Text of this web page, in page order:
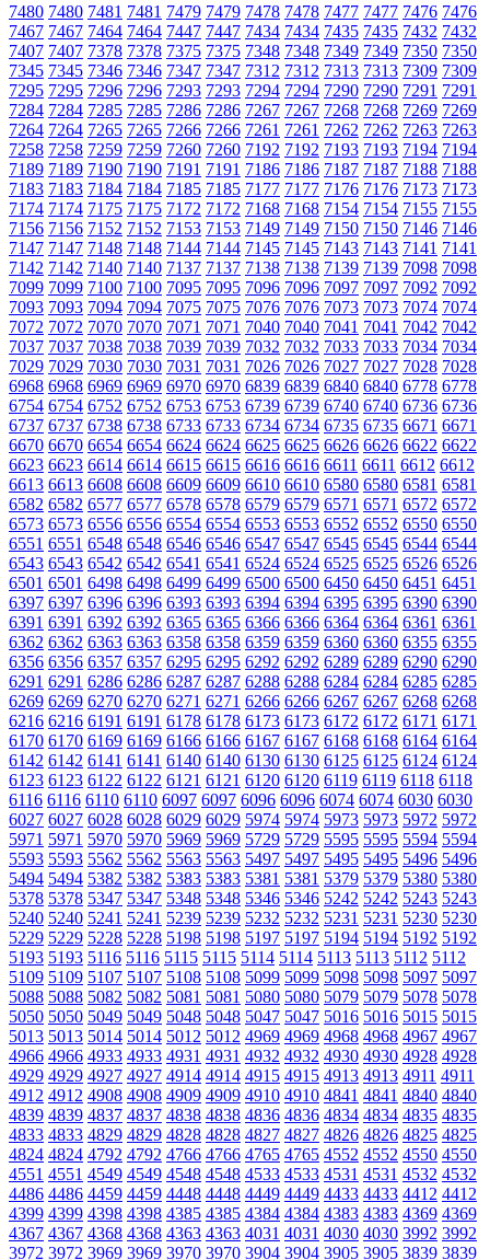
7480 7480 7481 7481 7479 7479 7478 7478 7477 7477 7476 7476
7467 7467 7464 7464 7447 7447 7434 7434 7435 7435 7432 7432
7407 7407 7378 7378 7375 7375 7348 7348 7349 7349 7350 7350
7345 7345 7346 7346 7347 7347 7312 7312 7313 7313 7309 7309
7295 7295 7296 7296 7293 7293 7294 7294 7290 7290 7291 7291
7284 7284 7285 7285 7286 7286 7267 7267 7268 7268 7269 7269
7264 7264 7265 7265 7266 7266 7261 7261 7262 7262 7263 7263
7258 7258 7259 7259 7260 7260 7192 7192 7193 7193 7194 7194
7189 7189 7190 7190 7191 7191 7186 7186 7187 7187 7188 7188
7183 7183 7184 7184 7185 7185 7177 7177 7176 7176 7173 7173
7174 7174 7175 7175 7172 7172 7168 7168 7154 7154 7155 7155
7156 7156 7152 7152 7153 7153 7149 7149 7150 7150 7146 7146
7147 7147 7148 7148 7144 7144 7145 7145 7143 7143 7141 7141
7142 7142 7140 7140 7137 7137 7138 7138 7139 7139 7098 7098
7099 7099 7100 7100 7095 7095 7096 7096 7097 7097 7092 7092
7093 7093 7094 7094 7075 7075 7076 7076 7073 7073 7074 7074
7072 7072 7070 7070 7071 7071 7040 7040 7041 7041 7042 7042
7037 7037 7038 7038 7039 7039 7032 7032 7033 7033 7034 7034
7029 7029 7030 7030 7031 7031 7026 7026 7027 7027 7028 7028
6968 6968 6969 6969 6970 6970 6839 6839 6840 6840 6778 6778
6754 6754 6752 6752 6753 6753 6739 6739 6740 6740 6736 6736
6737 6737 6738 6738 6733 6733 6734 6734 6735 6735 6671 6671
6670 6670 6654 6654 6624 6624 6625 6625 6626 6626 6622 6622
6623 6623 6614 6614 6615 6615 6616 6616 6611 6611 6612 6612
6613 6613 6608 6608 6609 6609 6610 6610 6580 6580 6581 6581
6582 6582 6577 6577 6578 6578 6579 6579 6571 6571 6572 6572
6573 6573 6556 6556 6554 6554 6553 6553 6552 6552 6550 6550
6551 6551 6548 6548 6546 6546 6547 6547 6545 6545 6544 6544
6543 6543 6542 6542 6541 6541 6524 6524 6525 6525 6526 6526
6501 6501 6498 6498 6499 6499 6500 6500 6450 6450 6451 6451
6397 6397 6396 6396 6393 6393 6394 6394 6395 6395 6390 6390
6391 6391 6392 6392 6365 6365 6366 6366 6364 6364 6361 6361
6362 6362 6363 6363 6358 6358 6359 6359 6360 6360 6355 6355
6356 6356 6357 6357 6295 6295 6292 6292 6289 6289 6290 6290
6291 6291 6286 6286 6287 6287 6288 6288 6284 6284 6285 6285
6269 6269 6270 6270 6271 6271 6266 6266 6267 6267 6268 6268
6216 6216 6191 6191 6178 6178 6173 6173 6172 6172 6171 6171
6170 6170 6169 6169 6166 6166 6167 6167 6168 6168 6164 6164
6142 6142 6141 6141 6140 6140 6130 6130 6125 6125 6124 6124
6123 6123 6122 6122 6121 6121 6120 6120 6119 6119 6118 6118
6116 6116 6110 6110 6097 6097 6096 6096 6074 6074 6030 6030
6027 6027 6028 6028 6029 6029 5974 5974 5973 5973 5972 5972
5971 5971 5970 5970 5969 5969 5729 5729 5595 5595 5594 5594
5593 5593 5562 5562 5563 5563 5497 5497 5495 5495 5496 5496
5494 5494 5382 5382 5383 5383 5381 5381 5379 5379 5380 5380
5378 5378 5347 5347 5348 5348 5346 5346 5242 5242 5243 5243
5240 5240 5241 5241 5239 5239 5232 5232 5231 5231 5230 5230
5229 5229 5228 5228 5198 5198 5197 5197 5194 5194 5192 5192
5193 5193 5116 5116 5115 5115 5114 5114 5113 5113 5112 5112
5109 5109 5107 5107 5108 5108 5099 5099 5098 5098 5097 5097
5088 5088 5082 5082 5081 5081 5080 5080 5079 5079 5078 5078
5050 5050 5049 5049 5048 5048 5047 5047 5016 5016 5015 5015
5013 5013 5014 5014 5012 5012 4969 4969 4968 4968 4967 4967
4966 4966 4933 4933 4931 4931 4932 4932 4930 4930 4928 4928
4929 4929 4927 4927 4914 4914 4915 4915 4913 4913 4911 4911
4912 4912 4908 4908 4909 4909 4910 4910 4841 4841 4840 4840
4839 4839 4837 4837 4838 4838 4836 4836 4834 4834 4835 4835
4833 4833 4829 4829 4828 4828 4827 4827 4826 4826 4825 4825
4824 4824 4792 4792 4766 4766 4765 4765 4552 4552 4550 4550
4551 4551 4549 4549 4548 4548 4533 4533 4531 4531 4532 4532
4486 4486 4459 4459 4448 4448 4449 4449 4433 4433 4412 4412
4399 4399 4398 4398 4385 4385 4384 4384 4383 4383 4369 4369
4367 4367 4368 4368 4363 4363 4031 4031 4030 4030 3992 3992
3972 3972 3969 3969 3970 3970 3904 3904 3905 3905 3839 3839